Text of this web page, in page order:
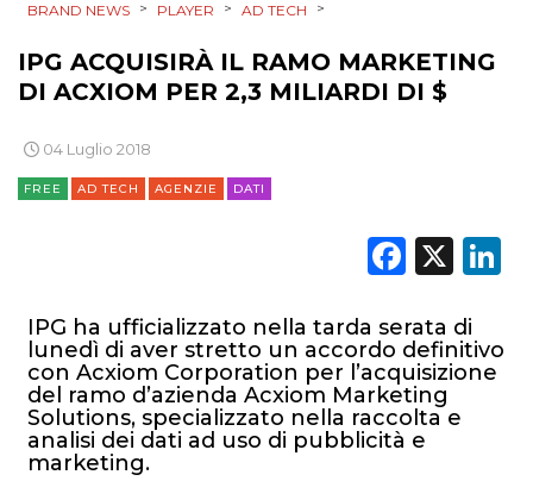
TV
DATI
NORMATIVE
TREND
CASE HISTORY
BRAND NEWS > PLAYER > AD TECH >
IPG ACQUISIRÀ IL RAMO MARKETING
DI ACXIOM PER 2,3 MILIARDI DI $
04 Luglio 2018
FREE AD TECH AGENZIE DATI
X
IPG ha ufficializzato nella tarda serata di
lunedì di aver stretto un accordo definitivo
con Acxiom Corporation per l’acquisizione
del ramo d’azienda Acxiom Marketing
Solutions, specializzato nella raccolta e
analisi dei dati ad uso di pubblicità e
marketing.